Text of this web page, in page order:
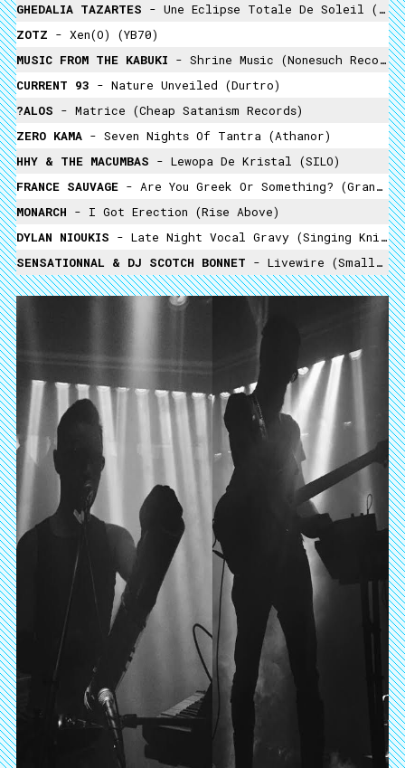
GHEDALIA TAZARTES - Une Eclipse Totale De Soleil (VOD)
ZOTZ - Xen(O) (YB70)
MUSIC FROM THE KABUKI - Shrine Music (Nonesuch Records)
CURRENT 93 - Nature Unveiled (Durtro)
?ALOS - Matrice (Cheap Satanism Records)
ZERO KAMA - Seven Nights Of Tantra (Athanor)
HHY & THE MACUMBAS - Lewopa De Kristal (SILO)
FRANCE SAUVAGE - Are You Greek Or Something? (Gran Gousier / Animal Biscuit / La République Des Granges / Tomaturj / Les Loubards Pédés / Micr01ab / Gaffer Records / AFP / Grabuge)
MONARCH - I Got Erection (Rise Above)
DYLAN NIOUKIS - Late Night Vocal Gravy (Singing Knives Records)
SENSATIONNAL & DJ SCOTCH BONNET - Livewire (Small But Hard)